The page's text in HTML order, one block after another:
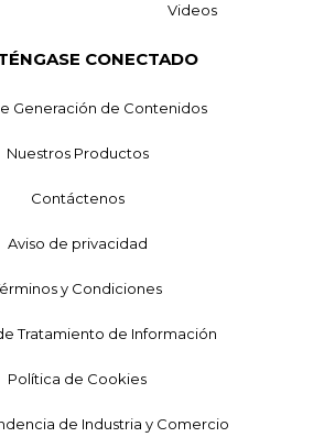
Videos
CONECTADO
Generación de Contenidos
Nuestros Productos
Contáctenos
Aviso de privacidad
y Condiciones
Tratamiento de Información
Política de Cookies
de Industria y Comercio